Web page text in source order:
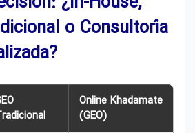
o Consultoría
Online Khadamate
(GEO)